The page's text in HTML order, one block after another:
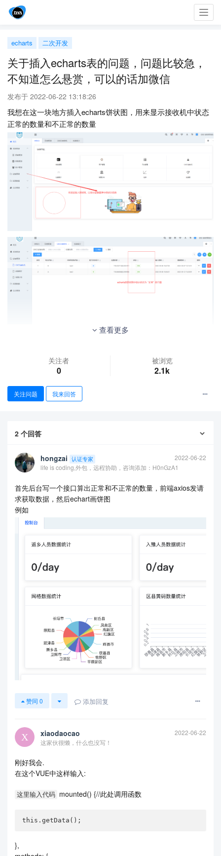
echarts 二次开发
关于插入echarts表的问题，问题比较急，
不知道怎么悬赏，可以的话加微信
发布于 2022-06-22 13:18:26
我想在这一块地方插入echarts饼状图，用来显示接收机中状态
正常的数量和不正常的数量
查看更多
关注者
0
被浏览
2.1k
关注问题 我来回答
2 个回答
hongzai 认证专家
2022-06-22
life is coding,外包，远程协助，咨询添加：H0nGzA1
首先后台写一个接口算出正常和不正常的数量，前端axios发请
求获取数据，然后echart画饼图
例如
赞同 0 添加回复
xiaodaocao
2022-06-22
这家伙很懒，什么也没写！
刚好我会.
在这个VUE中这样输入:
这里输入代码 mounted() {//此处调用函数
this.getData();
},